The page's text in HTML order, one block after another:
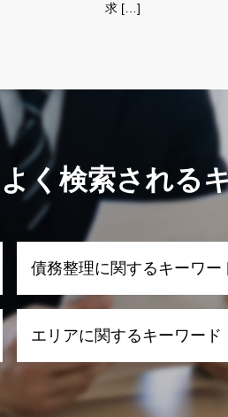
求 […]
よく検索される
債務整理に関するキーワー
任意整理 相談
自己破産 生活保護
自己破産 流れ
エリアに関するキーワード
刑事事件 弁護士 霧島市
債務整理 弁護士 霧島市